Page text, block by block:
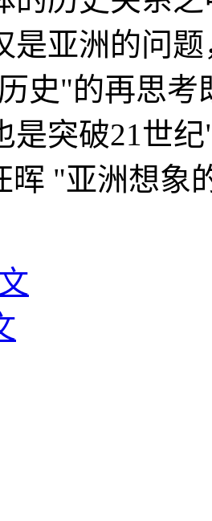
是亚洲的问
史"的再思考
是突破21世
晖 "亚洲想象